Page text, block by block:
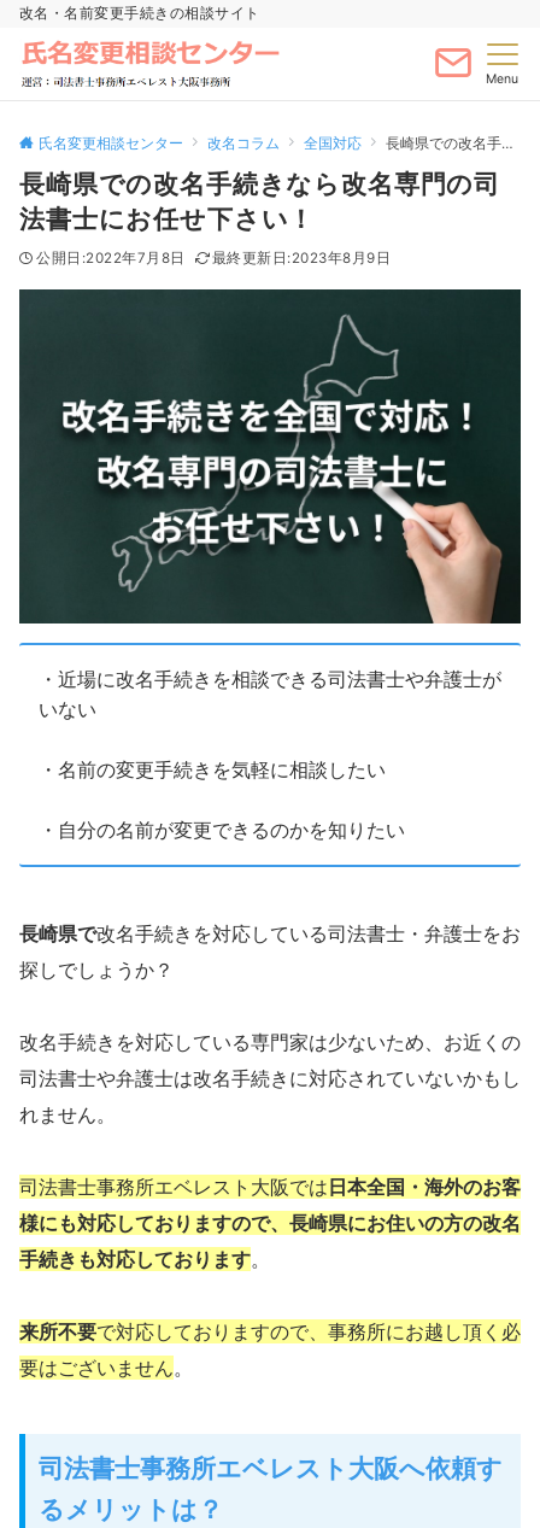
改名・名前変更手続きの相談サイト
Menu
氏名変更相談センター 改名コラム 全国対応 長崎県での改名手続きなら改名専門の司法書士にお任せ下さい！
長崎県での改名手続きなら改名専門の司
法書士にお任せ下さい！
2022年7月8日 2023年8月9日
・近場に改名手続きを相談できる司法書士や弁護士が
いない
・名前の変更手続きを気軽に相談したい
・自分の名前が変更できるのかを知りたい
長崎県で改名手続きを対応している司法書士・弁護士をお
探しでしょうか？
改名手続きを対応している専門家は少ないため、お近くの
司法書士や弁護士は改名手続きに対応されていないかもし
れません。
司法書士事務所エベレスト大阪では 日本全国・海外のお客
様にも対応しておりますので、長崎県にお住いの方の改名
手続きも対応しております。
来所不要で対応しておりますので、事務所にお越し頂く必
要はございません。
司法書士事務所エベレスト大阪へ依頼す
るメリットは？